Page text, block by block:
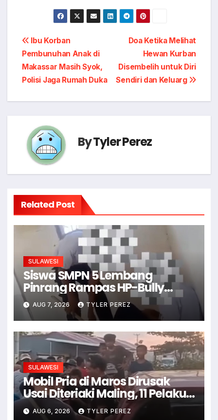
Post
navigation
Doa Ketika Melihat
Hewan Kurban
Disembelih untuk Diri
Sendiri dan Keluarg
Ibu Korban
Pembunuhan Anak di
Makassar Masih Syok,
Polisi Jaga Rumah Duka
ByTyler Perez
Related Post
SULAWESI
Siswa SMPN 5 Lembang
Pinrang Rampas HP-Bully
Junior
AUG 7, 2026 TYLER PEREZ
SULAWESI
Mobil Pria di Maros Dirusak
Usai Diteriaki Maling, 11 Pelaku
Ditangkap
AUG 6, 2026 TYLER PEREZ